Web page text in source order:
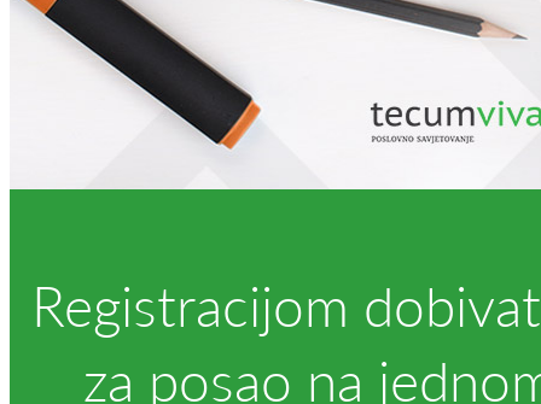
Registracijom
za posao na